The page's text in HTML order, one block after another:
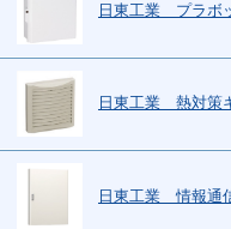
日東工業 プラボ
日東工業 熱対策
日東工業 情報通